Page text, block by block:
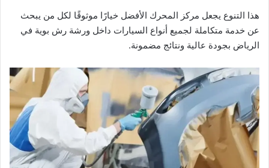
هذا التنوع يجعل مركز المحرك الأفضل خيارًا موثوقًا لكل من يبحث
عن خدمة متكاملة لجميع أنواع السيارات داخل ورشة رش بوية في
الرياض بجودة عالية ونتائج مضمونة.